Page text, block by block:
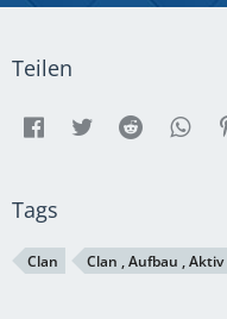
Teilen
Tags
Clan Clan , Aufbau , Aktiv